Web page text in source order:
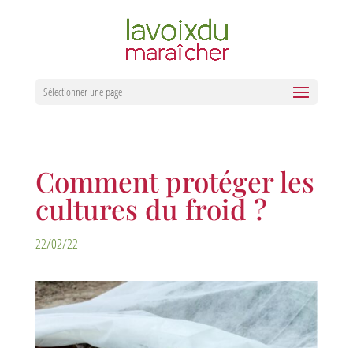
Sélectionner une page
Comment protéger les
cultures du froid ?
22/02/22